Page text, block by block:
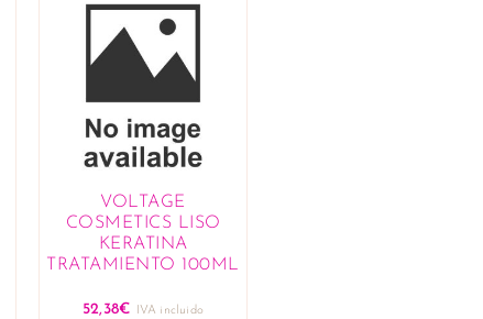
VOLTAGE
COSMETICS LISO
KERATINA
TRATAMIENTO 100ML
52,38€ IVA incluido